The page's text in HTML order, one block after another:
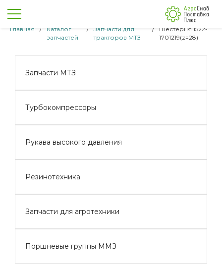
Главная /
Каталог
запчастей
/
Запчасти для
тракторов МТЗ
/
Шестерня 1522-
1701219(z=28)
Запчасти МТЗ
Турбокомпрессоры
Рукава высокого давления
Резинотехника
Запчасти для агротехники
Поршневые группы ММЗ